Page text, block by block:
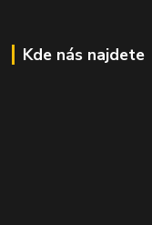
Kde nás najdete